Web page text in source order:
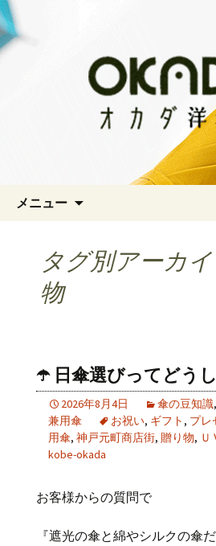
オカダ洋傘店
神戸三宮の老舗 オシ
めならオカダ洋傘店
メニュー
タグ別アーカ
物
☂️ 日傘選びってどう
2026年8月4日 傘の豆知識,
兼用傘
お祝い, ギフト , プレ
用傘, 神戸元町商店街, 贈り物, Ｕ
kobe-okada
お客様からの質問で
『遮光の傘と綿やシルクの傘